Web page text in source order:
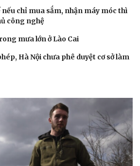
chỉ mua sắm, nhận máy móc thì
công nghệ
mưa lớn ở Lào Cai
Hà Nội chưa phê duyệt cơ sở làm